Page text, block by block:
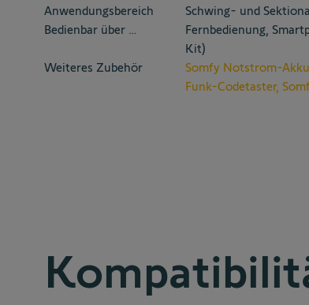
Anwendungsbereich
Schwing- und
Bedienbar über …
Fernbedienung,
Kit)
Weiteres Zubehör
Somfy Notstrom-
Funk-Codetaster,